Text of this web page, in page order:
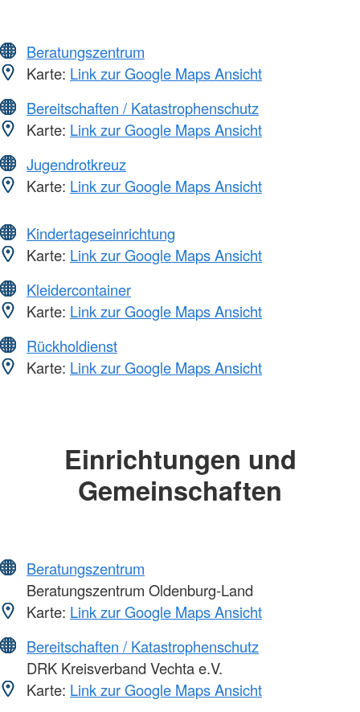
Beratungszentrum
Karte: Link zur Google Maps Ansicht
Bereitschaften / Katastrophenschutz
Karte: Link zur Google Maps Ansicht
Jugendrotkreuz
Karte: Link zur Google Maps Ansicht
Kindertageseinrichtung
Karte: Link zur Google Maps Ansicht
Kleidercontainer
Karte: Link zur Google Maps Ansicht
Rückholdienst
Karte: Link zur Google Maps Ansicht
Einrichtungen und
Gemeinschaften
Beratungszentrum
Beratungszentrum Oldenburg-Land
Karte: Link zur Google Maps Ansicht
Bereitschaften / Katastrophenschutz
DRK Kreisverband Vechta e.V.
Karte: Link zur Google Maps Ansicht